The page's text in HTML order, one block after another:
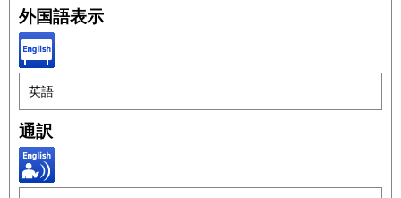
外国語表示
英語
通訳